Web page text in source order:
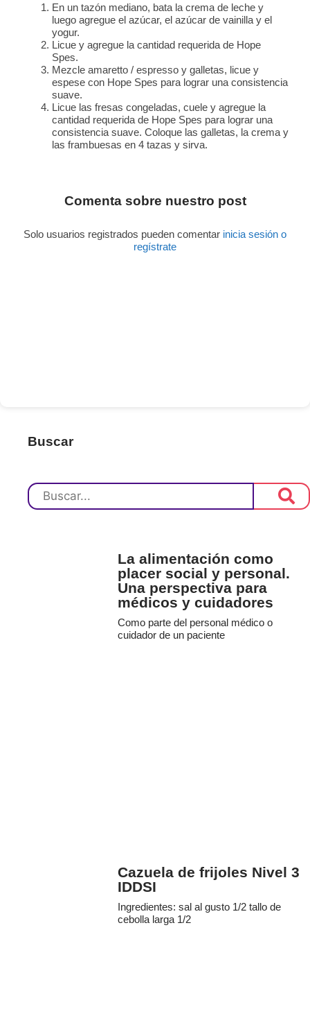
En un tazón mediano, bata la crema de leche y
luego agregue el azúcar, el azúcar de vainilla y el
yogur.
Licue y agregue la cantidad requerida de Hope
Spes.
Mezcle amaretto / espresso y galletas, licue y
espese con Hope Spes para lograr una consistencia
suave.
Licue las fresas congeladas, cuele y agregue la
cantidad requerida de Hope Spes para lograr una
consistencia suave. Coloque las galletas, la crema y
las frambuesas en 4 tazas y sirva.
Comenta sobre nuestro post
Solo usuarios registrados pueden comentar inicia sesión o
regístrate
Buscar
La alimentación como
placer social y personal.
Una perspectiva para
médicos y cuidadores
Como parte del personal médico o
cuidador de un paciente
Cazuela de frijoles Nivel 3
IDDSI
Ingredientes: sal al gusto 1/2 tallo de
cebolla larga 1/2